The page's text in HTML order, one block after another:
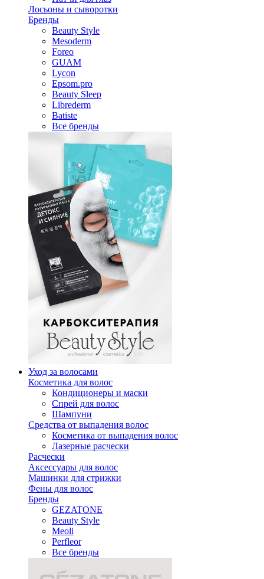
Лосьоны и сыворотки
Бренды
Beauty Style
Mesoderm
Foreo
GUAM
Lycon
Epsom.pro
Beauty Sleep
Librederm
Batiste
Все бренды
Уход за волосами
Косметика для волос
Кондиционеры и маски
Спрей для волос
Шампуни
Средства от выпадения волос
Косметика от выпадения волос
Лазерные расчески
Расчески
Аксессуары для волос
Машинки для стрижки
Фены для волос
Бренды
GEZATONE
Beauty Style
Meoli
Perfleor
Все бренды